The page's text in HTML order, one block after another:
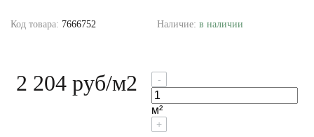
Код товара: 7666752 Наличие: в наличии
2 204 руб/м2 -
м²
+